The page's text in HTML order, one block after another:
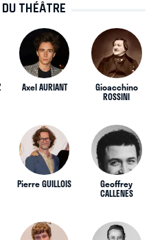
THÉÂTRE
Axel AURIANT Gioacchino
ROSSINI
Pierre GUILLOIS Geoffrey
CALLENES